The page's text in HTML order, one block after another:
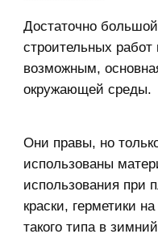
Достаточно
строительных
возможным,
окружающей среды.
Они правы, но
использованы
использования при
краски, герметики
такого типа в